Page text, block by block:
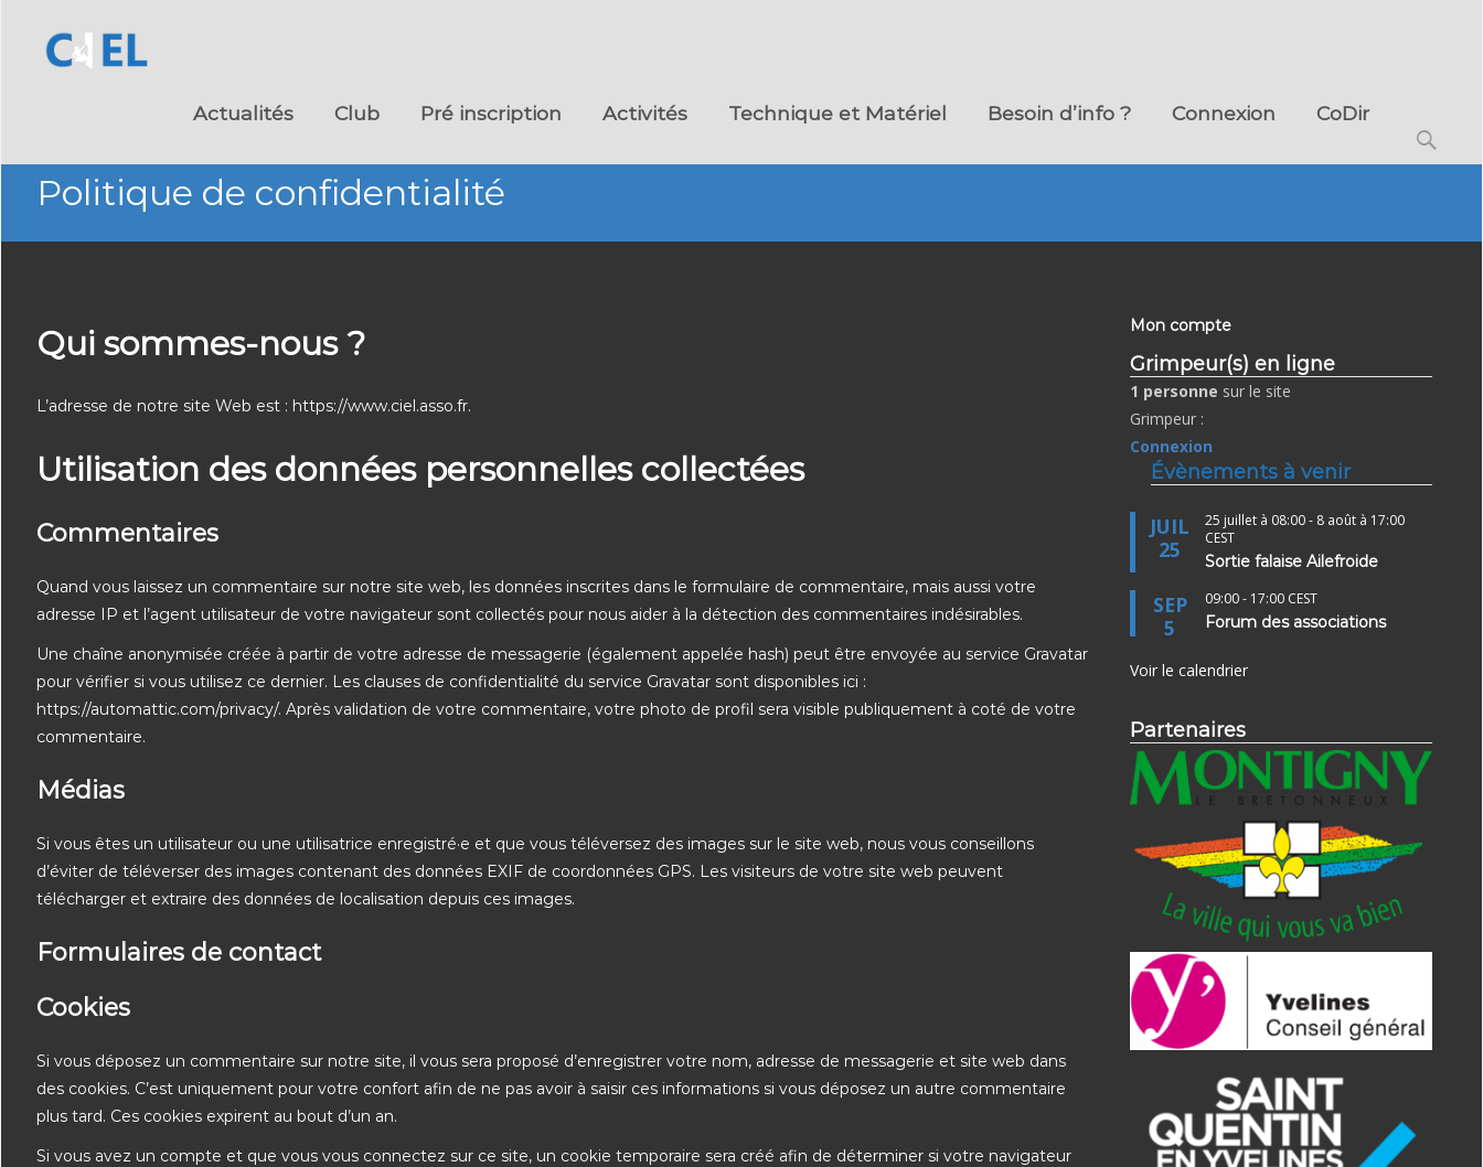
Actualités Club Pré inscription Activités Technique et Matériel Besoin d’info ? Connexion CoDir
Search
Politique de confidentialité
Qui sommes-nous ?
L’adresse de notre site Web est : https://www.ciel.asso.fr.
Utilisation des données personnelles collectées
Commentaires
Quand vous laissez un commentaire sur notre site web, les données inscrites dans le formulaire de commentaire, mais aussi votre
adresse IP et l’agent utilisateur de votre navigateur sont collectés pour nous aider à la détection des commentaires indésirables.
Une chaîne anonymisée créée à partir de votre adresse de messagerie (également appelée hash) peut être envoyée au service Gravatar
pour vérifier si vous utilisez ce dernier. Les clauses de confidentialité du service Gravatar sont disponibles ici :
https://automattic.com/privacy/. Après validation de votre commentaire, votre photo de profil sera visible publiquement à coté de votre
commentaire.
Médias
Si vous êtes un utilisateur ou une utilisatrice enregistré·e et que vous téléversez des images sur le site web, nous vous conseillons
d’éviter de téléverser des images contenant des données EXIF de coordonnées GPS. Les visiteurs de votre site web peuvent
télécharger et extraire des données de localisation depuis ces images.
Formulaires de contact
Cookies
Si vous déposez un commentaire sur notre site, il vous sera proposé d’enregistrer votre nom, adresse de messagerie et site web dans
des cookies. C’est uniquement pour votre confort afin de ne pas avoir à saisir ces informations si vous déposez un autre commentaire
plus tard. Ces cookies expirent au bout d’un an.
Si vous avez un compte et que vous vous connectez sur ce site, un cookie temporaire sera créé afin de déterminer si votre navigateur
Mon compte
Grimpeur(s) en ligne
1 personne sur le site
Grimpeur :
Connexion
Évènements à venir
JUIL
25
25 juillet à 08:00- 8 août à 17:00
CEST
Sortie falaise Ailefroide
SEP
5
09:00- 17:00 CEST
Forum des associations
Voir le calendrier
Partenaires